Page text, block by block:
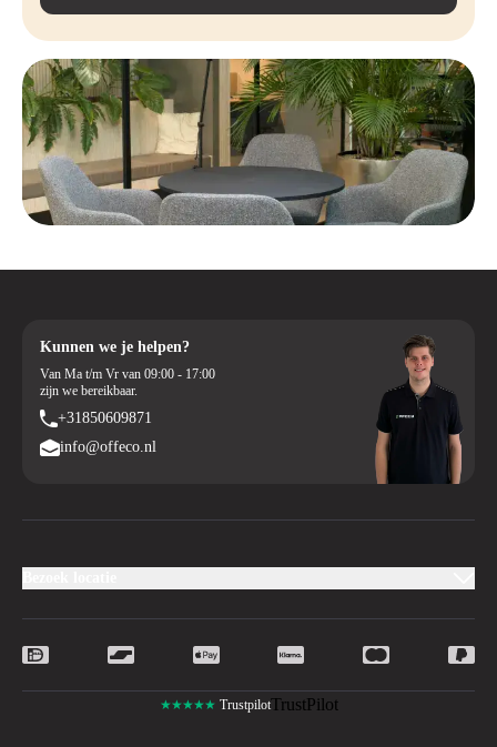
Kunnen we je helpen?
Van Ma t/m Vr van 09:00 - 17:00
zijn we bereikbaar.
+31850609871
info@offeco.nl
★★★★★ TrustpilotTrustPilot